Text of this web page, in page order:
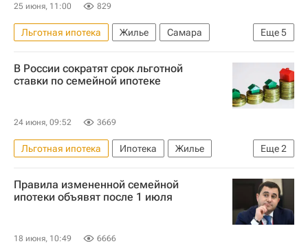
25 июня, 11:00 829
Еще5
Льготная ипотека Жилье
Самара
Россия
Никита Стасишин
В России сократят срок льготной
ставки по семейной ипотеке
24 июня, 09:52 3669
Еще2
Льготная ипотека Ипотека
Жилье
Россия
Кредиты
Правила измененной семейной
ипотеки объявят после 1 июля
18 июня, 10:49 6666